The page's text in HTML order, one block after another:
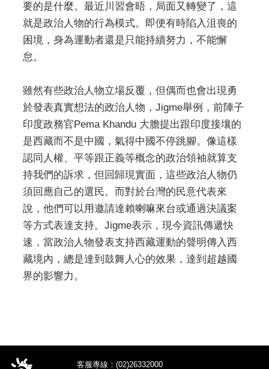
要的是什麼。最近川習會晤，局面又轉變了，這
就是政治人物的行為模式。即便有時陷入沮喪的
困境，身為運動者還是只能持續努力，不能懈
怠。
雖然有些政治人物立場反覆，但偶而也會出現勇
於發表真實想法的政治人物，Jigme舉例，前陣子
印度政務官Pema Khandu 大膽提出跟印度接壤的
是西藏而不是中國，氣得中國不停跳腳。像這樣
認同人權、平等跟正義等概念的政治領袖就算支
持我們的訴求，但回歸現實面，這些政治人物仍
須回應自己的選民。而對於台灣的民意代表來
說，他們可以用邀請達賴喇嘛來台或通過決議案
等方式表達支持。Jigme表示，現今資訊傳遞快
速，當政治人物發表支持西藏運動的聲明傳入西
藏境內，總是達到鼓舞人心的效果，達到超越國
界的影響力。
客服專線：(02)26332000